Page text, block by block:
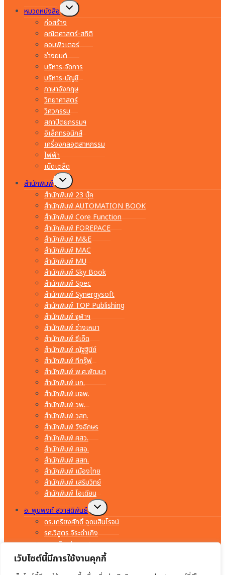
เว็บไซต์นี้มีการใช้งานคุกกี้
หมวดหนังสือ
Toggle
child
menu
ก่อสร้าง
คณิตศาสตร์-สถิติ
คอมพิวเตอร์
ช่างยนต์
บริหาร-จัดการ
บริหาร-บัญชี
ภาษาอังกฤษ
วิทยาศาสตร์
วิศวกรรม
สถาปัตยกรรมฯ
อิเล็กทรอนิกส์
เครื่องกลอุตสาหกรรม
ไฟฟ้า
เบ็ดเตล็ด
สำนักพิมพ์
Toggle
child
menu
สำนักพิมพ์ 23 บุ๊ค
สำนักพิมพ์ AUTOMATION BOOK
สำนักพิมพ์ Core Function
สำนักพิมพ์ FOREPACE
สำนักพิมพ์ M&E
สำนักพิมพ์ MAC
สำนักพิมพ์ MU
สำนักพิมพ์ Sky Book
สำนักพิมพ์ Spec
สำนักพิมพ์ Synergysoft
สำนักพิมพ์ TOP Publishing
สำนักพิมพ์ จุฬาฯ
สำนักพิมพ์ ช่างเหมา
สำนักพิมพ์ ซีเอ็ด
สำนักพิมพ์ ณัฐฐินีย์
สำนักพิมพ์ ทีกรุ๊ฟ
สำนักพิมพ์ พ.ศ.พัฒนา
สำนักพิมพ์ มก.
สำนักพิมพ์ มจพ.
สำนักพิมพ์ วพ.
สำนักพิมพ์ วสท.
สำนักพิมพ์ วังอักษร
สำนักพิมพ์ ศสว.
สำนักพิมพ์ ศสอ.
สำนักพิมพ์ สสท.
สำนักพิมพ์ เมืองไทย
สำนักพิมพ์ เสริมวิทย์
สำนักพิมพ์ โอเดียน
อ. พูนพงศ์ สวาสดิพันธ์
Toggle
child
menu
ดร.เกรียงศักดิ์ อุดมสินโรจน์
รศ.วิสูตร จิระดำเกิง
อ.พรจิต ประทุมสุวรรณ
อ.มงคล ทองสงคราม
อ.ยรรยง ทรัพย์สุขอำนวย